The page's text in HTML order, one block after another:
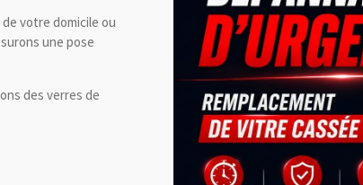
votre domicile ou
une pose
des verres de